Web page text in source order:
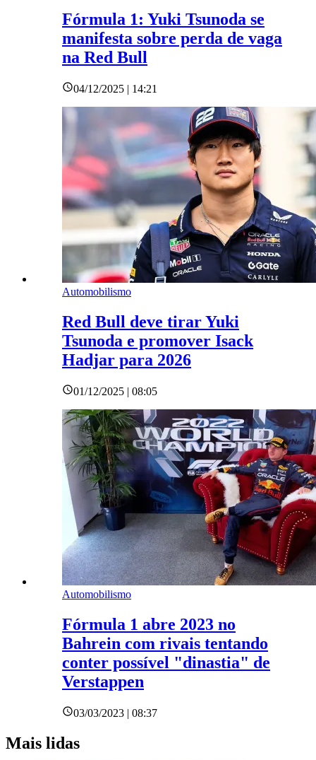
Fórmula 1: Yuki Tsunoda se
manifesta sobre perda de vaga
na Red Bull
04/12/2025 | 14:21
Automobilismo
Red Bull deve tirar Yuki
Tsunoda e promover Isack
Hadjar para 2026
01/12/2025 | 08:05
Automobilismo
Fórmula 1 abre 2023 no
Bahrein com rivais tentando
conter possível "dinastia" de
Verstappen
03/03/2023 | 08:37
Mais lidas